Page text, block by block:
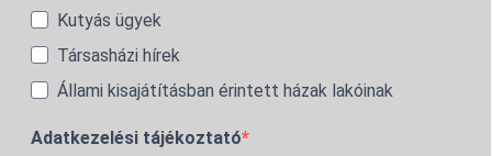
Kutyás ügyek
Társasházi hírek
Állami kisajátításban érintett házak lakóinak
Adatkezelési tájékoztató